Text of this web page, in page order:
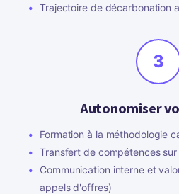
Trajectoire de décarbonation
3
Autonomiser
Formation à la méthodologie
Transfert de compétences
Communication interne et
appels d'offres)